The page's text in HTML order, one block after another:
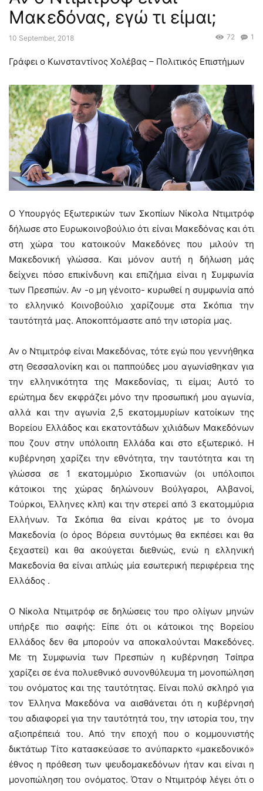
Μακεδόνας, εγώ τι είμαι;
10 September, 2018 1
72
Γράφει ο Κωνσταντίνος Χολέβας – Πολιτικός Επιστήμων
Ο Υπουργός Εξωτερικών των Σκοπίων Νίκολα Ντιμιτρόφ
δήλωσε στο Ευρωκοινοβούλιο ότι είναι Μακεδόνας και ότι
στη χώρα του κατοικούν Μακεδόνες που μιλούν τη
Μακεδονική γλώσσα. Και μόνον αυτή η δήλωση μάς
δείχνει πόσο επικίνδυνη και επιζήμια είναι η Συμφωνία
των Πρεσπών. Αν -ο μη γένοιτο- κυρωθεί η συμφωνία από
το ελληνικό Κοινοβούλιο χαρίζουμε στα Σκόπια την
ταυτότητά μας. Αποκοπτόμαστε από την ιστορία μας.
Αν ο Ντιμιτρόφ είναι Μακεδόνας, τότε εγώ που γεννήθηκα
στη Θεσσαλονίκη και οι παππούδες μου αγωνίσθηκαν για
την ελληνικότητα της Μακεδονίας, τι είμαι; Αυτό το
ερώτημα δεν εκφράζει μόνο την προσωπική μου αγωνία,
αλλά και την αγωνία 2,5 εκατομμυρίων κατοίκων της
Βορείου Ελλάδος και εκατοντάδων χιλιάδων Μακεδόνων
που ζουν στην υπόλοιπη Ελλάδα και στο εξωτερικό. Η
κυβέρνηση χαρίζει την εθνότητα, την ταυτότητα και τη
γλώσσα σε 1 εκατομμύριο Σκοπιανών (οι υπόλοιποι
κάτοικοι της χώρας δηλώνουν Βούλγαροι, Αλβανοί,
Τούρκοι, Έλληνες κλπ) και την στερεί από 3 εκατομμύρια
Ελλήνων. Τα Σκόπια θα είναι κράτος με το όνομα
Μακεδονία (ο όρος Βόρεια συντόμως θα εκπέσει και θα
ξεχαστεί) και θα ακούγεται διεθνώς, ενώ η ελληνική
Μακεδονία θα είναι απλώς μία εσωτερική περιφέρεια της
Ελλάδος .
Ο Νίκολα Ντιμιτρόφ σε δηλώσεις του προ ολίγων μηνών
υπήρξε πιο σαφής: Είπε ότι οι κάτοικοι της Βορείου
Ελλάδος δεν θα μπορούν να αποκαλούνται Μακεδόνες.
Με τη Συμφωνία των Πρεσπών η κυβέρνηση Τσίπρα
χαρίζει σε ένα πολυεθνικό συνονθύλευμα τη μονοπώληση
του ονόματος και της ταυτότητας. Είναι πολύ σκληρό για
τον Έλληνα Μακεδόνα να αισθάνεται ότι η κυβέρνησή
του αδιαφορεί για την ταυτότητά του, την ιστορία του, την
αξιοπρέπειά του. Από την εποχή που ο κομμουνιστής
δικτάτωρ Τίτο κατασκεύασε το ανύπαρκτο «μακεδονικό»
έθνος η πρόθεση των ψευδομακεδόνων ήταν και είναι η
μονοπώληση του ονόματος. Όταν ο Ντιμιτρόφ λέγει ότι ο